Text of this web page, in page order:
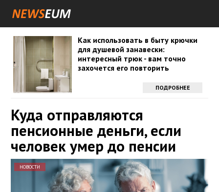
Как использовать в быту крючки
для душевой занавески:
интересный трюк - вам точно
захочется его повторить
ПОДРОБНЕЕ
Куда отправляются
пенсионные деньги, если
человек умер до пенсии
НОВОСТИ